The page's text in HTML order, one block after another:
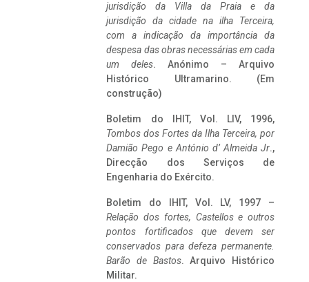
jurisdição da Villa da Praia e da
jurisdição da cidade na ilha Terceira,
com a indicação da importância da
despesa das obras necessárias em cada
um deles. Anónimo – Arquivo
Histórico Ultramarino. (Em
construção)
Boletim do IHIT, Vol. LIV, 1996,
Tombos dos Fortes da Ilha Terceira, por
Damião Pego e António d’ Almeida Jr.,
Direcção dos Serviços de
Engenharia do Exército.
Boletim do IHIT, Vol. LV, 1997 –
Relação dos fortes, Castellos e outros
pontos fortificados que devem ser
conservados para defeza permanente.
Barão de Bastos. Arquivo Histórico
Militar.